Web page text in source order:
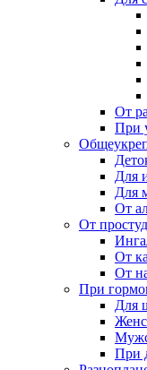
От
При
Для
Для
От
От
От
От
При
Для
При